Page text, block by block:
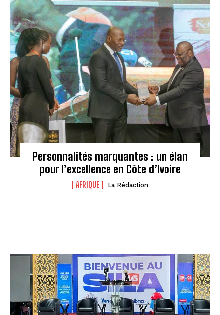
Personnalités marquantes : un élan
pour l’excellence en Côte d’Ivoire
AFRIQUE La Rédaction